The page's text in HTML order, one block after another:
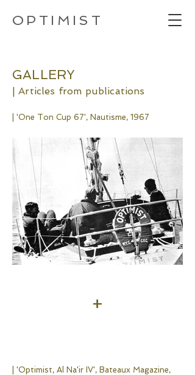
OPTIMIST
GALLERY
| Articles from publications
| 'One Ton Cup 67', Nautisme, 1967
+
| 'Optimist, Al Na'ir IV', Bateaux Magazine,